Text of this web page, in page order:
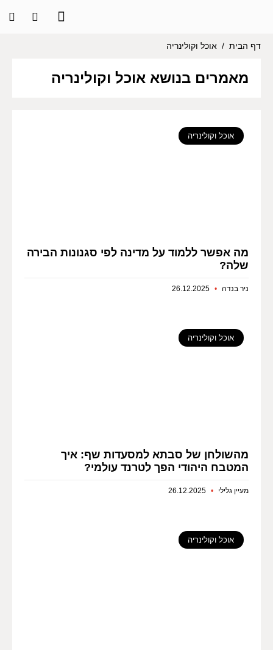
דף הבית / אוכל וקולינריה
מאמרים בנושא אוכל וקולינריה
אוכל וקולינריה
מה אפשר ללמוד על מדינה לפי סגנונות הבירה
שלה?
ניר בנדה
אוכל וקולינריה
מהשולחן של סבתא למסעדות שף: איך
המטבח היהודי הפך לטרנד עולמי?
מעיין גלילי
אוכל וקולינריה